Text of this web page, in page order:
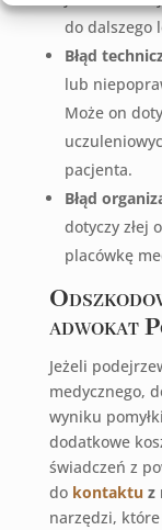
do dalszego
Błąd
lub
Może on
pacjenta.
Błąd
dotyczy złej
placówkę
adwokat
Jeżeli
medycznego,
wyniku
dodatkowe
świadczeń z
do kontaktu z
narzędzi,